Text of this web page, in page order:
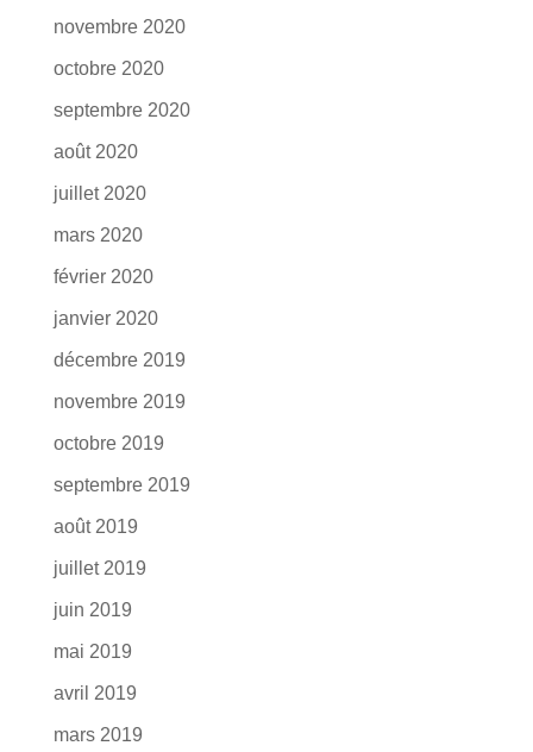
novembre 2020
octobre 2020
septembre 2020
août 2020
juillet 2020
mars 2020
février 2020
janvier 2020
décembre 2019
novembre 2019
octobre 2019
septembre 2019
août 2019
juillet 2019
juin 2019
mai 2019
avril 2019
mars 2019